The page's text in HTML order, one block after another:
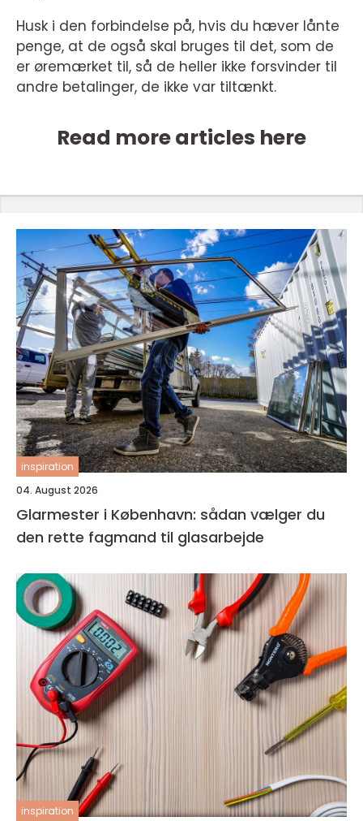
Husk i den forbindelse på, hvis du hæver lånte
penge, at de også skal bruges til det, som de
er øremærket til, så de heller ikke forsvinder til
andre betalinger, de ikke var tiltænkt.
Read more articles here
inspiration
04. August 2026
Glarmester i København: sådan vælger du
den rette fagmand til glasarbejde
inspiration